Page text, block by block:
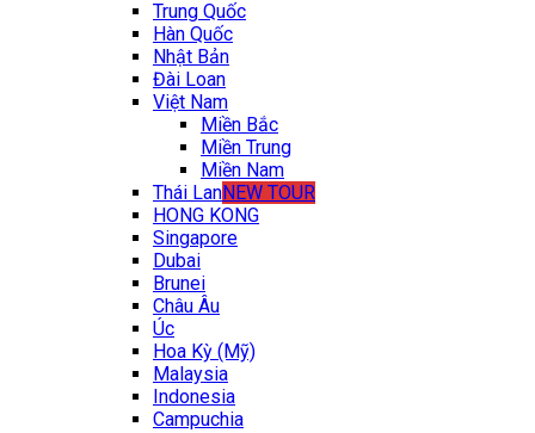
Trung Quốc
Hàn Quốc
Nhật Bản
Đài Loan
Việt Nam
Miền Bắc
Miền Trung
Miền Nam
Thái LanNEW TOUR
HONG KONG
Singapore
Dubai
Brunei
Châu Âu
Úc
Hoa Kỳ (Mỹ)
Malaysia
Indonesia
Campuchia